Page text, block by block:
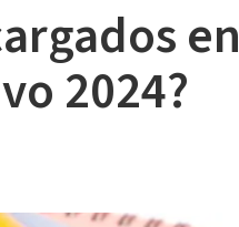
en
2024?